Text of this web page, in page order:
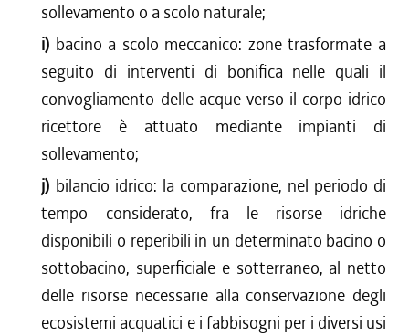
sollevamento o a scolo naturale;
i) bacino a scolo meccanico: zone trasformate a
seguito di interventi di bonifica nelle quali il
convogliamento delle acque verso il corpo idrico
ricettore è attuato mediante impianti di
sollevamento;
j) bilancio idrico: la comparazione, nel periodo di
tempo considerato, fra le risorse idriche
disponibili o reperibili in un determinato bacino o
sottobacino, superficiale e sotterraneo, al netto
delle risorse necessarie alla conservazione degli
ecosistemi acquatici e i fabbisogni per i diversi usi